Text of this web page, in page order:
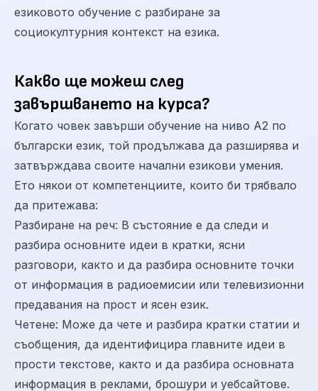
езиковото обучение с разбиране за
социокултурния контекст на езика.
Какво ще можеш след
завършването на курса?
Когато човек завърши обучение на ниво А2 по
български език, той продължава да разширява и
затвърждава своите начални езикови умения.
Ето някои от компетенциите, които би трябвало
да притежава:
Разбиране на реч: В състояние е да следи и
разбира основните идеи в кратки, ясни
разговори, както и да разбира основните точки
от информация в радиоемисии или телевизионни
предавания на прост и ясен език.
Четене: Може да чете и разбира кратки статии и
съобщения, да идентифицира главните идеи в
прости текстове, както и да разбира основната
информация в реклами, брошури и уебсайтове.